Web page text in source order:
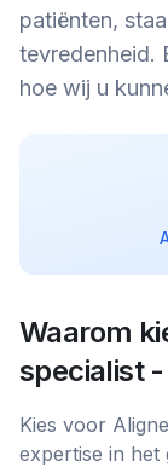
patiënten,
tevredenheid.
hoe wij u
Waarom
specialist
Kies voor
expertise in